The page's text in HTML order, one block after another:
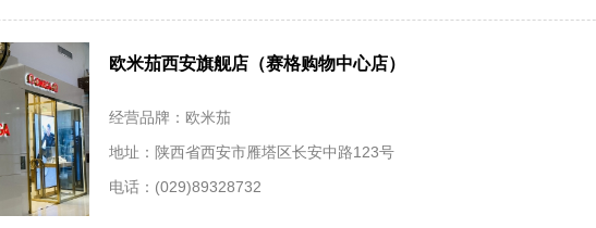
欧米茄西安旗舰店（赛格购物中心店）
经营品牌：欧米茄
地址：陕西省西安市雁塔区长安中路123号
电话：(029)89328732